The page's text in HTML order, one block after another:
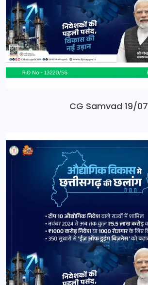
CG Samvad 19/07